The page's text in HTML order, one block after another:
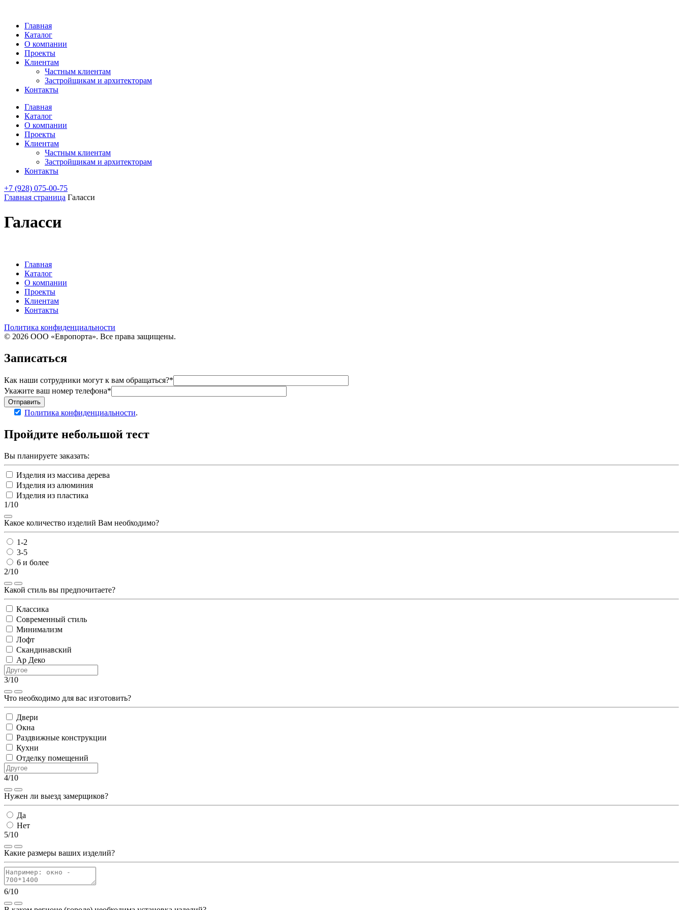
Главная
Каталог
О компании
Проекты
Клиентам
Частным клиентам
Застройщикам и архитекторам
Контакты
Главная
Каталог
О компании
Проекты
Клиентам
Частным клиентам
Застройщикам и архитекторам
Контакты
+7 (928) 075-00-75
Главная страница Галасси
Галасси
Главная
Каталог
О компании
Проекты
Клиентам
Контакты
Политика конфиденциальности
© 2026 ООО «Европорта». Все права защищены.
Записаться
Как наши сотрудники могут к вам обращаться?*
Укажите ваш номер телефона*
Отправить
Политика конфиденциальности.
Пройдите небольшой тест
Вы планируете заказать:
Изделия из массива дерева
Изделия из алюминия
Изделия из пластика
1/10
Какое количество изделий Вам необходимо?
1-2
3-5
6 и более
2/10
Какой стиль вы предпочитаете?
Классика
Современный стиль
Минимализм
Лофт
Скандинавский
Ар Деко
3/10
Что необходимо для вас изготовить?
Двери
Окна
Раздвижные конструкции
Кухни
Отделку помещений
4/10
Нужен ли выезд замерщиков?
Да
Нет
5/10
Какие размеры ваших изделий?
6/10